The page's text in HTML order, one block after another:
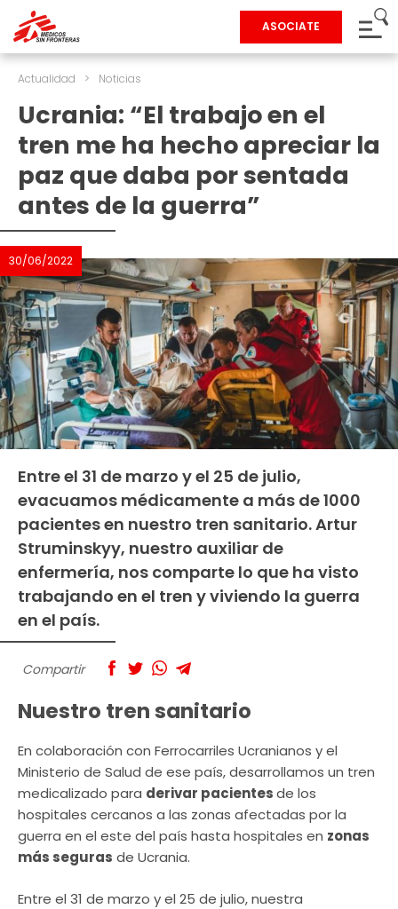
ASOCIATE
Actualidad > Noticias
Ucrania: “El trabajo en el
tren me ha hecho apreciar la
paz que daba por sentada
antes de la guerra”
30/06/2022
Entre el 31 de marzo y el 25 de julio,
evacuamos médicamente a más de 1000
pacientes en nuestro tren sanitario. Artur
Struminskyy, nuestro auxiliar de
enfermería, nos comparte lo que ha visto
trabajando en el tren y viviendo la guerra
en el país.
Compartir
Nuestro tren sanitario
En colaboración con Ferrocarriles Ucranianos y el
Ministerio de Salud de ese país, desarrollamos un tren
medicalizado para derivar pacientesde los
hospitales cercanos a las zonas afectadas por la
guerra en el este del país hasta hospitales en zonas
más seguras de Ucrania.
Entre el 31 de marzo y el 25 de julio, nuestra